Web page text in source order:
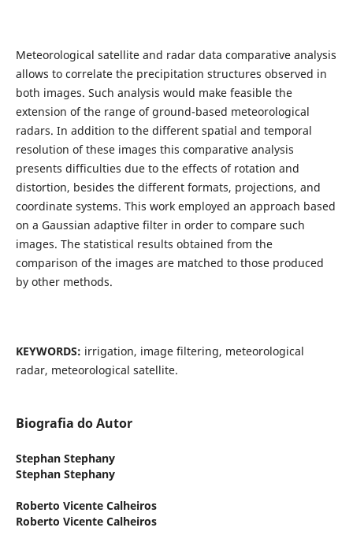
Meteorological satellite and radar data comparative analysis
allows to correlate the precipitation structures observed in
both images. Such analysis would make feasible the
extension of the range of ground-based meteorological
radars. In addition to the different spatial and temporal
resolution of these images this comparative analysis
presents difficulties due to the effects of rotation and
distortion, besides the different formats, projections, and
coordinate systems. This work employed an approach based
on a Gaussian adaptive filter in order to compare such
images. The statistical results obtained from the
comparison of the images are matched to those produced
by other methods.
KEYWORDS: irrigation, image filtering, meteorological
radar, meteorological satellite.
Biografia do Autor
Stephan Stephany
Stephan Stephany
Roberto Vicente Calheiros
Roberto Vicente Calheiros